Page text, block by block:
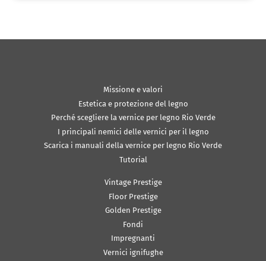
Missione e valori
Estetica e protezione del legno
Perché scegliere la vernice per legno Rio Verde
I principali nemici delle vernici per il legno
Scarica i manuali della vernice per legno Rio Verde
Tutorial
Vintage Prestige
Floor Prestige
Golden Prestige
Fondi
Impregnanti
Vernici ignifughe